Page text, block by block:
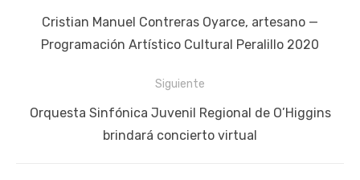
entradas
Publicación
anterior:
Cristian Manuel Contreras Oyarce, artesano —
Programación Artístico Cultural Peralillo 2020
Siguiente
Siguiente
Orquesta Sinfónica Juvenil Regional de O’Higgins
brindará concierto virtual